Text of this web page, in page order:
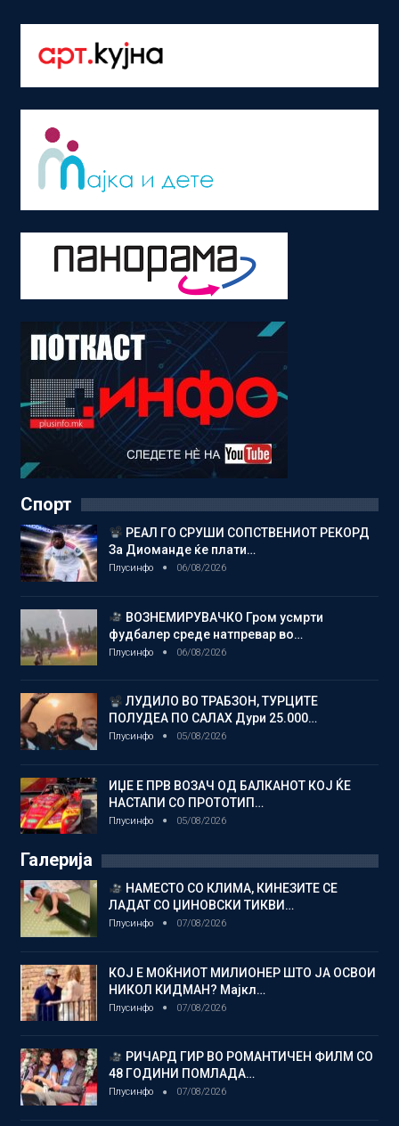
Спорт
РЕАЛ ГО СРУШИ СОПСТВЕНИОТ РЕКОРД
За Диоманде ќе плати…
Плусинфо 06/08/2026
ВОЗНЕМИРУВАЧКО Гром усмрти
фудбалер среде натпревар во…
Плусинфо 06/08/2026
ЛУДИЛО ВО ТРАБЗОН, ТУРЦИТЕ
ПОЛУДЕА ПО САЛАХ Дури 25.000…
Плусинфо 05/08/2026
ИЏЕ Е ПРВ ВОЗАЧ ОД БАЛКАНОТ КОЈ ЌЕ
НАСТАПИ СО ПРОТОТИП…
Плусинфо 05/08/2026
Галерија
НАМЕСТО СО КЛИМА, КИНЕЗИТЕ СЕ
ЛАДАТ СО ЏИНОВСКИ ТИКВИ…
Плусинфо 07/08/2026
КОЈ Е МОЌНИОТ МИЛИОНЕР ШТО ЈА ОСВОИ
НИКОЛ КИДМАН? Мајкл…
Плусинфо 07/08/2026
РИЧАРД ГИР ВО РОМАНТИЧЕН ФИЛМ СО
48 ГОДИНИ ПОМЛАДА…
Плусинфо 07/08/2026